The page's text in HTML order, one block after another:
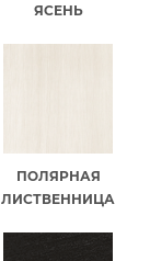
ЯСЕНЬ
ПОЛЯРНАЯ
ЛИСТВЕННИЦА